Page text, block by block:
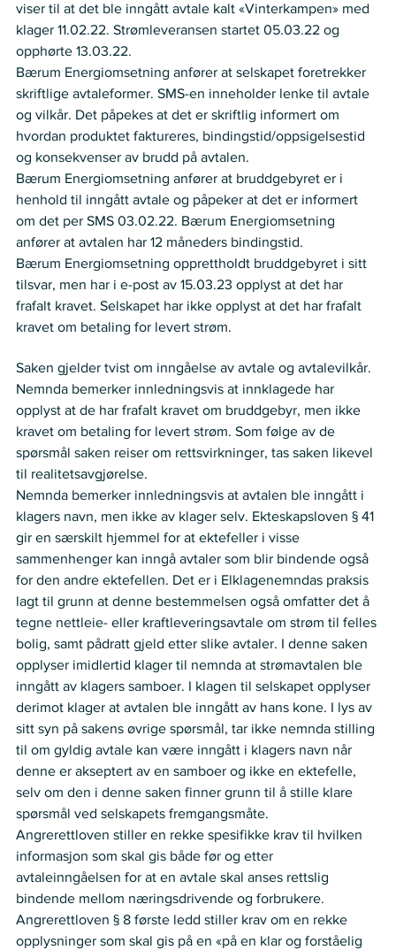
viser til at det ble inngått avtale kalt «Vinterkampen» med
klager 11.02.22. Strømleveransen startet 05.03.22 og
opphørte 13.03.22.
Bærum Energiomsetning anfører at selskapet foretrekker
skriftlige avtaleformer. SMS-en inneholder lenke til avtale
og vilkår. Det påpekes at det er skriftlig informert om
hvordan produktet faktureres, bindingstid/oppsigelsestid
og konsekvenser av brudd på avtalen.
Bærum Energiomsetning anfører at bruddgebyret er i
henhold til inngått avtale og påpeker at det er informert
om det per SMS 03.02.22. Bærum Energiomsetning
anfører at avtalen har 12 måneders bindingstid.
Bærum Energiomsetning opprettholdt bruddgebyret i sitt
tilsvar, men har i e-post av 15.03.23 opplyst at det har
frafalt kravet. Selskapet har ikke opplyst at det har frafalt
kravet om betaling for levert strøm.
Saken gjelder tvist om inngåelse av avtale og avtalevilkår.
Nemnda bemerker innledningsvis at innklagede har
opplyst at de har frafalt kravet om bruddgebyr, men ikke
kravet om betaling for levert strøm. Som følge av de
spørsmål saken reiser om rettsvirkninger, tas saken likevel
til realitetsavgjørelse.
Nemnda bemerker innledningsvis at avtalen ble inngått i
klagers navn, men ikke av klager selv. Ekteskapsloven § 41
gir en særskilt hjemmel for at ektefeller i visse
sammenhenger kan inngå avtaler som blir bindende også
for den andre ektefellen. Det er i Elklagenemndas praksis
lagt til grunn at denne bestemmelsen også omfatter det å
tegne nettleie- eller kraftleveringsavtale om strøm til felles
bolig, samt pådratt gjeld etter slike avtaler. I denne saken
opplyser imidlertid klager til nemnda at strømavtalen ble
inngått av klagers samboer. I klagen til selskapet opplyser
derimot klager at avtalen ble inngått av hans kone. I lys av
sitt syn på sakens øvrige spørsmål, tar ikke nemnda stilling
til om gyldig avtale kan være inngått i klagers navn når
denne er akseptert av en samboer og ikke en ektefelle,
selv om den i denne saken finner grunn til å stille klare
spørsmål ved selskapets fremgangsmåte.
Angrerettloven stiller en rekke spesifikke krav til hvilken
informasjon som skal gis både før og etter
avtaleinngåelsen for at en avtale skal anses rettslig
bindende mellom næringsdrivende og forbrukere.
Angrerettloven § 8 første ledd stiller krav om en rekke
opplysninger som skal gis på en «på en klar og forståelig